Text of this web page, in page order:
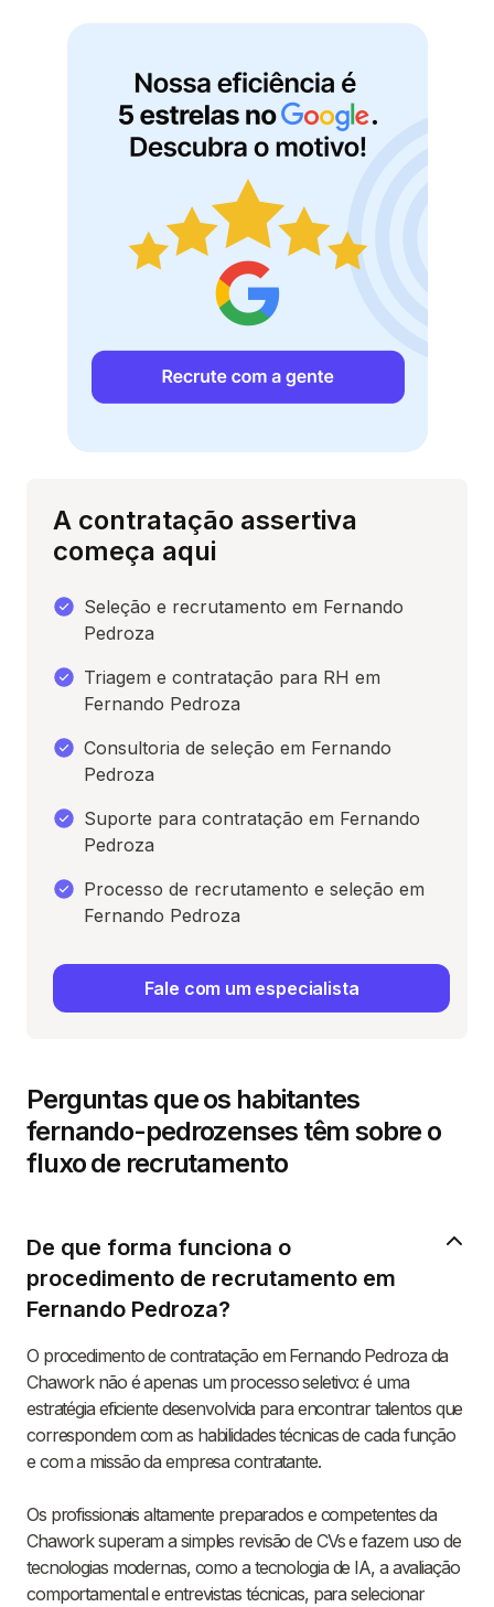
Perguntas que os habitantes
fernando-pedrozenses têm sobre o
fluxo de recrutamento
De que forma funciona o
procedimento de recrutamento em
Fernando Pedroza?
O procedimento de contratação em Fernando Pedroza da
Chawork não é apenas um processo seletivo: é uma
estratégia eficiente desenvolvida para encontrar talentos que
correspondem com as habilidades técnicas de cada função
e com a missão da empresa contratante.
Os profissionais altamente preparados e competentes da
Chawork superam a simples revisão de CVs e fazem uso de
tecnologias modernas, como a tecnologia de IA, a avaliação
comportamental e entrevistas técnicas, para selecionar
A contratação assertiva
começa aqui
Seleção e recrutamento em Fernando
Pedroza
Triagem e contratação para RH em
Fernando Pedroza
Consultoria de seleção em Fernando
Pedroza
Suporte para contratação em Fernando
Pedroza
Processo de recrutamento e seleção em
Fernando Pedroza
Fale com um especialista